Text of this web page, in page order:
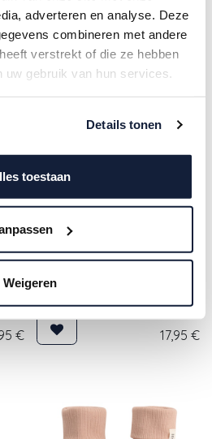
adverteren en analyse. Deze
combineren met andere
verstrekt of die ze hebben
uw gebruik van hun services.
Details tonen
toestaan
Weigeren
Parkschoenen
€
A Tiny Story |
17,95 €